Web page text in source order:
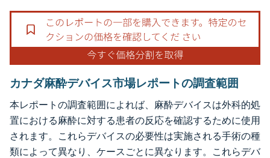
カナダ麻酔デバイス市場レポートの調査範囲
本レポートの調査範囲によれば、麻酔デバイスは外科的処
置における麻酔に対する患者の反応を確認するために使用
されます。これらデバイスの必要性は実施される手術の種
類によって異なり、ケースごとに異なります。これらデバ